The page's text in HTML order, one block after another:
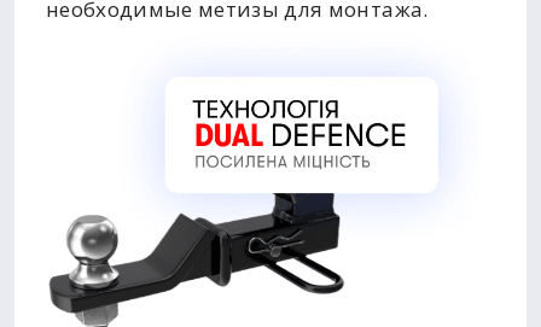
необходимые метизы для монтажа.